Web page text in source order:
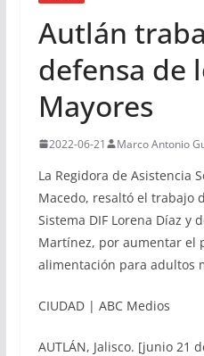
Autlán
defensa de
Mayores
2022-06-21 Marco Antonio
La Regidora de Asistencia
Macedo, resaltó el trabajo
Sistema DIF Lorena Díaz y
Martínez, por aumentar el
alimentación para adultos
CIUDAD | ABC Medios
AUTLÁN, Jalisco. [junio 21